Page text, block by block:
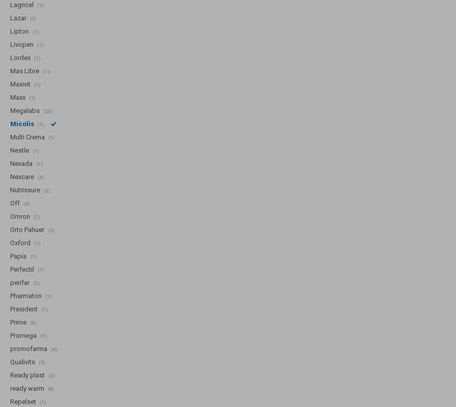
Lagricel (1)
Lazar (2)
Lipton (1)
Livopen (1)
Lordex (1)
Mas Libre (1)
Maxivit (1)
Maxx (1)
Megalabs (23)
Micolis (1)
Multi Crema (1)
Nestle (1)
Nevada (1)
Nexcare (4)
Nutrissure (2)
Off (4)
Omron (2)
Orto Pahuer (5)
Oxford (1)
Papía (1)
Perfectil (1)
perifar (2)
Pharmaton (1)
President (1)
Prime (6)
Promega (1)
promofarma (4)
Qualivits (5)
Ready plast (2)
ready warm (8)
Repelset (1)